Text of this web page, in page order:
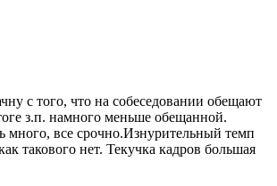
с того, что на собеседовании обещают
з.п. намного меньше обещанной.
много, все срочно.Изнурительный темп
такового нет. Текучка кадров большая